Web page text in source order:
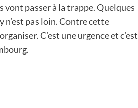
vont passer à la trappe. Quelques
pas loin. Contre cette
C’est une urgence et c’est